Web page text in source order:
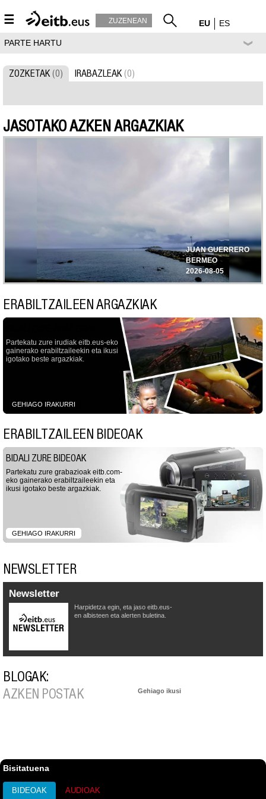
☰ ZUZENEAN EU ES
PARTE HARTU
ZOZKETAK(0) IRABAZLEAK(0)
JASOTAKO AZKEN ARGAZKIAK
JUAN GUERRERO
BERMEO
2026-08-05
ERABILTZAILEEN ARGAZKIAK
Partekatu zure irudiak eitb.eus-eko
gainerako erabiltzaileekin eta ikusi
igotako beste argazkiak.
GEHIAGO IRAKURRI
ERABILTZAILEEN BIDEOAK
BIDALI ZURE BIDEOAK
Partekatu zure grabazioak eitb.com-
eko gainerako erabiltzaileekin eta
ikusi igotako beste argazkiak.
GEHIAGO IRAKURRI
NEWSLETTER
Newsletter
Harpidetza egin, eta jaso eitb.eus-
en albisteen eta alerten buletina.
BLOGAK:
AZKEN POSTAK
Gehiago ikusi
Bisitatuena
BIDEOAK AUDIOAK